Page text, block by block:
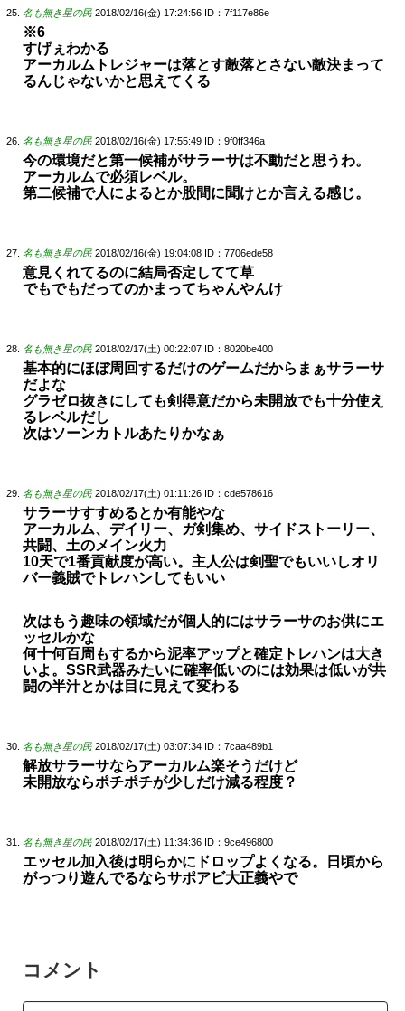
名も無き星の民 2018/02/16(金) 17:24:56 ID：7f117e86e
※6
すげぇわかる
アーカルムトレジャーは落とす敵落とさない敵決まって
るんじゃないかと思えてくる
名も無き星の民 2018/02/16(金) 17:55:49 ID：9f0ff346a
今の環境だと第一候補がサラーサは不動だと思うわ。
アーカルムで必須レベル。
第二候補で人によるとか股間に聞けとか言える感じ。
名も無き星の民 2018/02/16(金) 19:04:08 ID：7706ede58
意見くれてるのに結局否定してて草
でもでもだってのかまってちゃんやんけ
名も無き星の民 2018/02/17(土) 00:22:07 ID：8020be400
基本的にほぼ周回するだけのゲームだからまぁサラーサ
だよな
グラゼロ抜きにしても剣得意だから未開放でも十分使え
るレベルだし
次はソーンカトルあたりかなぁ
名も無き星の民 2018/02/17(土) 01:11:26 ID：cde578616
サラーサすすめるとか有能やな
アーカルム、デイリー、ガ剣集め、サイドストーリー、
共闘、土のメイン火力
10天で1番貢献度が高い。主人公は剣聖でもいいしオリ
バー義賊でトレハンしてもいい
次はもう趣味の領域だが個人的にはサラーサのお供にエ
ッセルかな
何十何百周もするから泥率アップと確定トレハンは大き
いよ。SSR武器みたいに確率低いのには効果は低いが共
闘の半汁とかは目に見えて変わる
名も無き星の民 2018/02/17(土) 03:07:34 ID：7caa489b1
解放サラーサならアーカルム楽そうだけど
未開放ならポチポチが少しだけ減る程度？
名も無き星の民 2018/02/17(土) 11:34:36 ID：9ce496800
エッセル加入後は明らかにドロップよくなる。日頃から
がっつり遊んでるならサポアビ大正義やで
コメント